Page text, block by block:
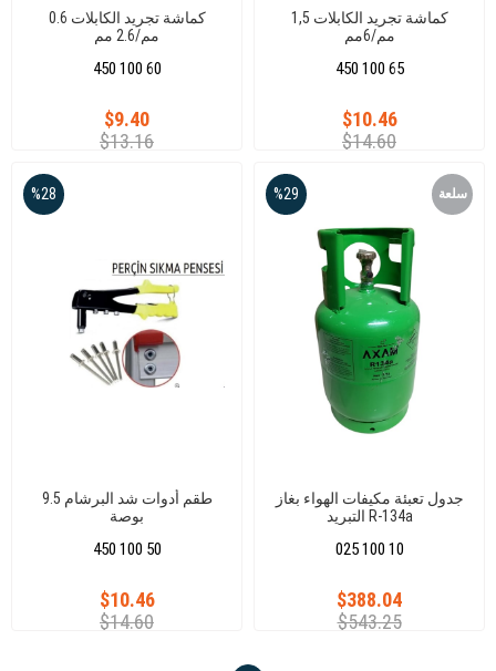
كماشة تجريد الكابلات 0.6
مم/2.6 مم
450 100 60
$9.40
$13.16
كماشة تجريد الكابلات 1,5
مم/6مم
450 100 65
$10.46
$14.60
طقم أدوات شد البرشام 9.5
بوصة
450 100 50
$10.46
$14.60
%28
جدول تعبئة مكيفات الهواء بغاز
التبريد R-134a
025 100 10
$388.04
$543.25
%29 سلعة